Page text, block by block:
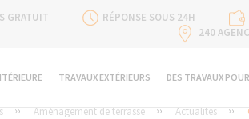
GRATUIT RÉPONSE SOUS 24H
240
TRAVAUX EXTÉRIEURS DES TRAVAUX
Aménagement de terrasse Actualités